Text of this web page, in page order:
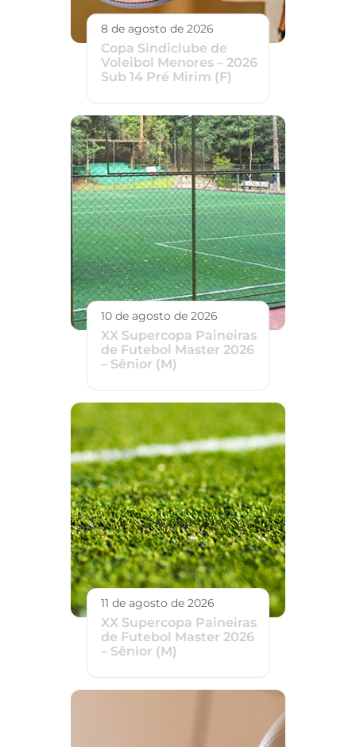
8 de agosto de 2026
Copa Sindiclube de
Voleibol Menores – 2026
Sub 14 Pré Mirim (F)
10 de agosto de 2026
XX Supercopa Paineiras
de Futebol Master 2026
– Sênior (M)
11 de agosto de 2026
XX Supercopa Paineiras
de Futebol Master 2026
– Sênior (M)